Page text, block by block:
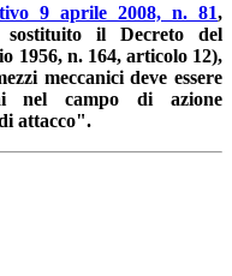
9 aprile 2008, n. 81,
il Decreto del
1956, n. 164, articolo 12),
meccanici deve essere
nel campo di azione
attacco".